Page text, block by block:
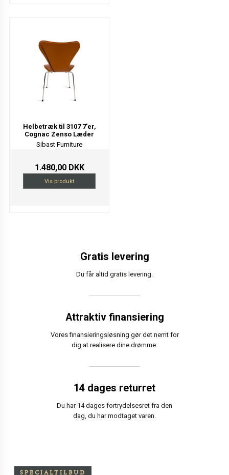
Helbetræk til 3107 7'er,
Cognac Zenso Læder
Sibast Furniture
1.480,00 DKK
Vis produkt
Gratis levering
Du får altid gratis levering.
Attraktiv finansiering
Vores finansieringsløsning gør det nemt for
dig at realisere dine drømme.
14 dages returret
Du har 14 dages fortrydelsesret fra den
dag, du har modtaget varen.
SPECIALTILBUD